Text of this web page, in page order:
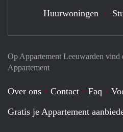
Op Appartement Leeuwarden
Appartement
Over ons Contact Faq
Gratis je Appartement
Huurwoningen